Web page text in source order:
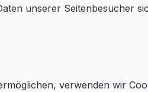
unserer Seitenbesucher
verwenden wir